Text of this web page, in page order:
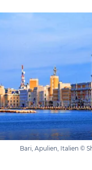
Bari, Apulien, Italien ©